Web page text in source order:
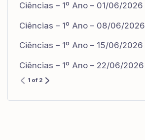
Ciências – 1º Ano – 01/06/2026
Ciências – 1º Ano – 08/06/2026
Ciências – 1º Ano – 15/06/2026
Ciências – 1º Ano – 22/06/2026
1 of 2